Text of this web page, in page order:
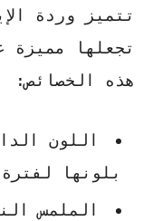
تتميز وردة
تجعلها
هذه الخصائص:
اللون
بلونها
الملمس